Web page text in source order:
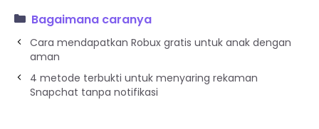
Bagaimana caranya
Cara mendapatkan Robux gratis untuk anak dengan
aman
4 metode terbukti untuk menyaring rekaman
Snapchat tanpa notifikasi